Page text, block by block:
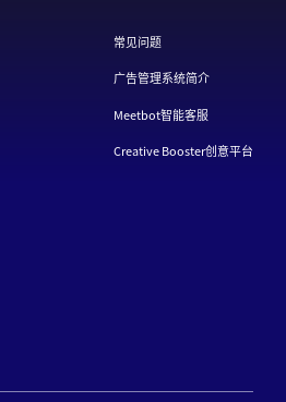
常见问题
广告管理系统简介
Meetbot智能客服
Creative Booster创意平台